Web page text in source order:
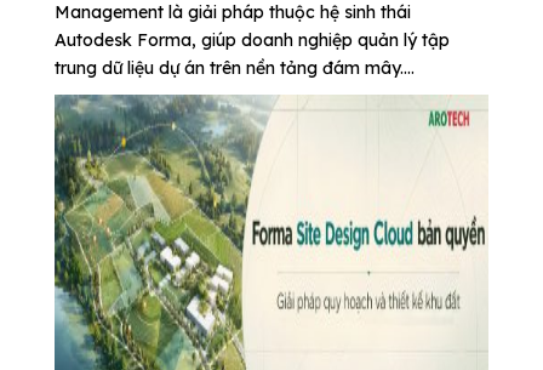
Management là giải pháp thuộc hệ sinh thái
Autodesk Forma, giúp doanh nghiệp quản lý tập
trung dữ liệu dự án trên nền tảng đám mây....